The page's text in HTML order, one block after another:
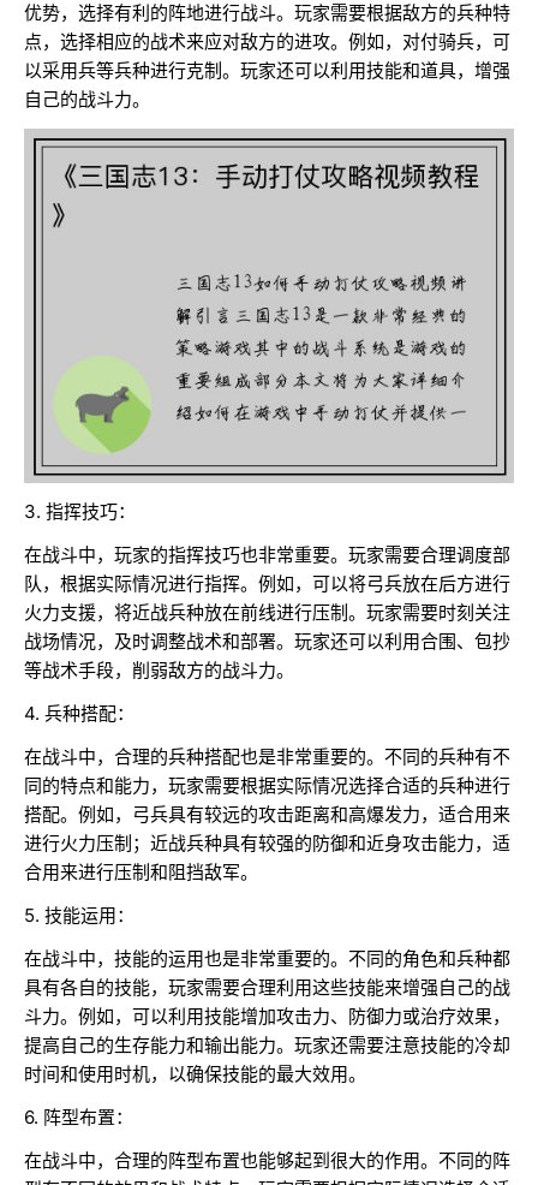
优势，选择有利的阵地进行战斗。玩家需要根据敌方的兵种特
点，选择相应的战术来应对敌方的进攻。例如，对付骑兵，可
以采用兵等兵种进行克制。玩家还可以利用技能和道具，增强
自己的战斗力。
3. 指挥技巧：
在战斗中，玩家的指挥技巧也非常重要。玩家需要合理调度部
队，根据实际情况进行指挥。例如，可以将弓兵放在后方进行
火力支援，将近战兵种放在前线进行压制。玩家需要时刻关注
战场情况，及时调整战术和部署。玩家还可以利用合围、包抄
等战术手段，削弱敌方的战斗力。
4. 兵种搭配：
在战斗中，合理的兵种搭配也是非常重要的。不同的兵种有不
同的特点和能力，玩家需要根据实际情况选择合适的兵种进行
搭配。例如，弓兵具有较远的攻击距离和高爆发力，适合用来
进行火力压制；近战兵种具有较强的防御和近身攻击能力，适
合用来进行压制和阻挡敌军。
5. 技能运用：
在战斗中，技能的运用也是非常重要的。不同的角色和兵种都
具有各自的技能，玩家需要合理利用这些技能来增强自己的战
斗力。例如，可以利用技能增加攻击力、防御力或治疗效果，
提高自己的生存能力和输出能力。玩家还需要注意技能的冷却
时间和使用时机，以确保技能的最大效用。
6. 阵型布置：
在战斗中，合理的阵型布置也能够起到很大的作用。不同的阵